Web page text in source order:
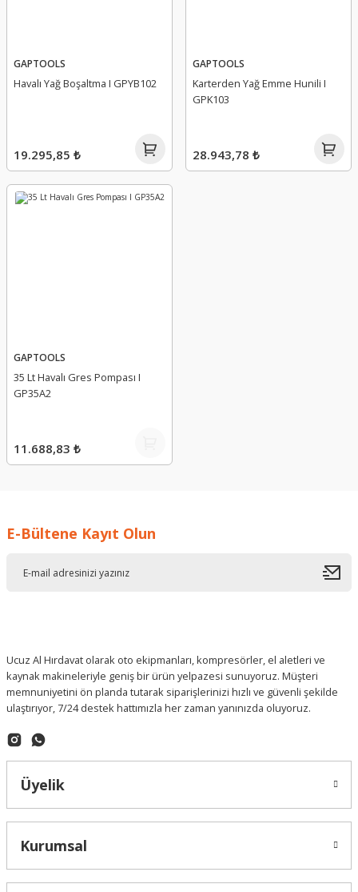
GAPTOOLS
Havalı Yağ Boşaltma I GPYB102
19.295,85 ₺
GAPTOOLS
Karterden Yağ Emme Hunili I
GPK103
28.943,78 ₺
GAPTOOLS
35 Lt Havalı Gres Pompası I
GP35A2
11.688,83 ₺
E-Bültene Kayıt Olun
Ucuz Al Hırdavat olarak oto ekipmanları, kompresörler, el aletleri ve
kaynak makineleriyle geniş bir ürün yelpazesi sunuyoruz. Müşteri
memnuniyetini ön planda tutarak siparişlerinizi hızlı ve güvenli şekilde
ulaştırıyor, 7/24 destek hattımızla her zaman yanınızda oluyoruz.
Üyelik
Kurumsal